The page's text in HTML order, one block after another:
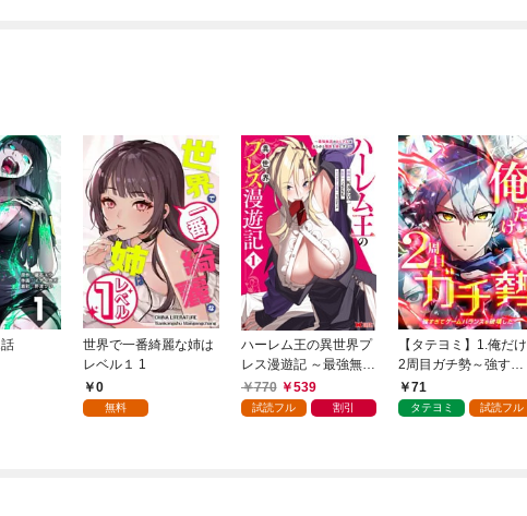
世界で一番綺麗な姉は
レベル１ 1
0
無料
ハーレム王の異世界プ
レス漫遊記 ～最強無双
のおじさんはあらゆる
種族を嫁にする～（コ
770 539
試読フル 割引
【タテヨミ】1.俺だけ
2周目ガチ勢～強すぎ
てゲームバランスを破
壊した～
71
タテヨミ 試読フル